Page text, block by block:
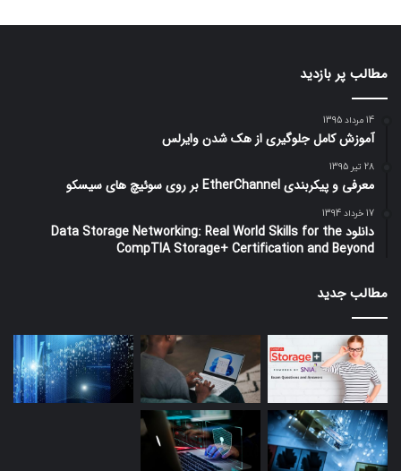
مطالب پر بازدید
14 مرداد 1395
آموزش کامل جلوگیری از هک شدن وایرلس
28 تیر 1395
معرفی و پیکربندی EtherChannel بر روی سوئیچ های سیسکو
17 خرداد 1394
دانلود Data Storage Networking: Real World Skills for the
CompTIA Storage+ Certification and Beyond
مطالب جدید